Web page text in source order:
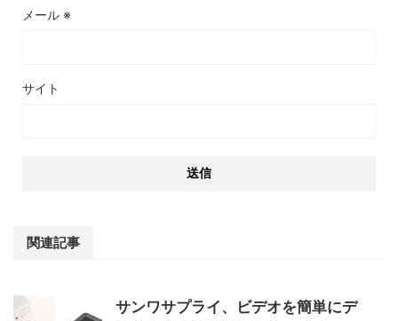
メール ※
サイト
関連記事
サンワサプライ、ビデオを簡単にデ